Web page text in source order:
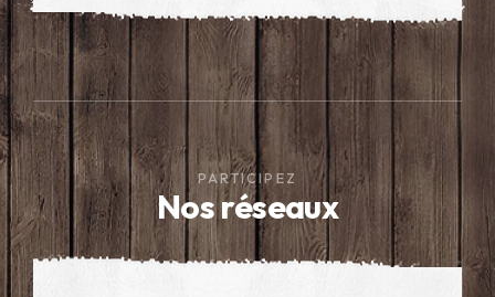
PARTICIPEZ
Nos réseaux
Voir